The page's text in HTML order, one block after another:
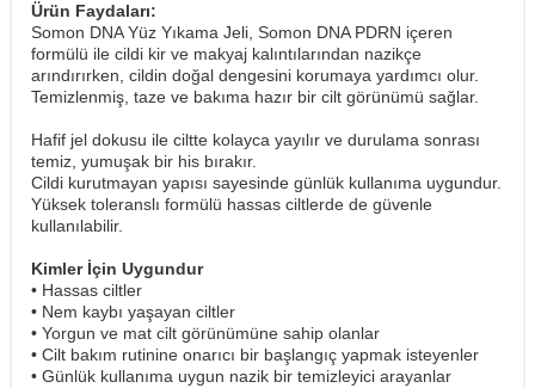
Ürün Faydaları:
Somon DNA Yüz Yıkama Jeli, Somon DNA PDRN içeren
formülü ile cildi kir ve makyaj kalıntılarından nazikçe
arındırırken, cildin doğal dengesini korumaya yardımcı olur.
Temizlenmiş, taze ve bakıma hazır bir cilt görünümü sağlar.
Hafif jel dokusu ile ciltte kolayca yayılır ve durulama sonrası
temiz, yumuşak bir his bırakır.
Cildi kurutmayan yapısı sayesinde günlük kullanıma uygundur.
Yüksek toleranslı formülü hassas ciltlerde de güvenle
kullanılabilir.
Kimler İçin Uygundur
• Hassas ciltler
• Nem kaybı yaşayan ciltler
• Yorgun ve mat cilt görünümüne sahip olanlar
• Cilt bakım rutinine onarıcı bir başlangıç yapmak isteyenler
• Günlük kullanıma uygun nazik bir temizleyici arayanlar